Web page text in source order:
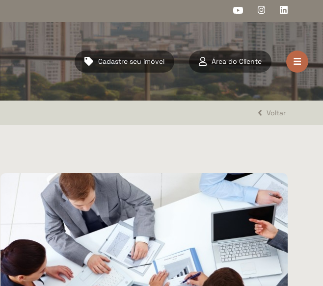
Cadastre seu imóvel
Área do Cliente
HOME
VENDA
DOCUMENTOS
A ARAHOME
TRABALHE CONOSCO
DEPOIMENTOS
Voltar